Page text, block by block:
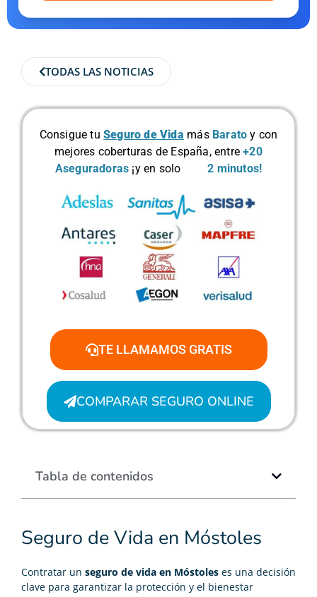
Seguro de Vida en Móstoles
Contratar un seguro de vida en Móstoles es una decisión
clave para garantizar la protección y el bienestar
TODAS LAS NOTICIAS
Consigue tu Seguro de Vida más Barato y con
mejores coberturas de España, entre+20
Aseguradoras ¡y en solo2 minutos!
TE LLAMAMOS GRATIS
COMPARAR SEGURO ONLINE
Tabla de contenidos